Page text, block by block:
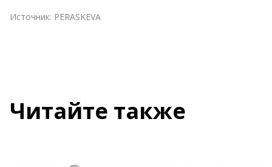
Источник: PERASKEVA
Читайте также